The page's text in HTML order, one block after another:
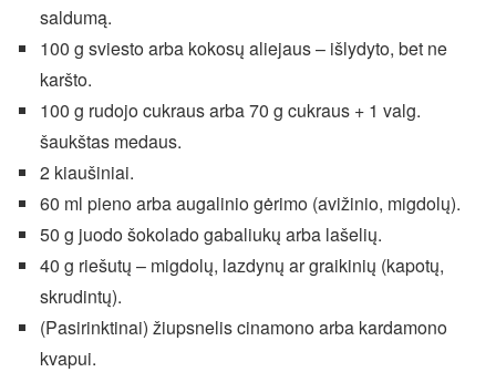
saldumą.
100 g sviesto arba kokosų aliejaus – išlydyto, bet ne
karšto.
100 g rudojo cukraus arba 70 g cukraus + 1 valg.
šaukštas medaus.
2 kiaušiniai.
60 ml pieno arba augalinio gėrimo (avižinio, migdolų).
50 g juodo šokolado gabaliukų arba lašelių.
40 g riešutų – migdolų, lazdynų ar graikinių (kapotų,
skrudintų).
(Pasirinktinai) žiupsnelis cinamono arba kardamono
kvapui.